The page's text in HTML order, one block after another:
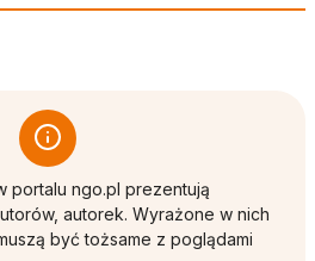
portalu ngo.pl prezentują
autorek. Wyrażone w nich
być tożsame z poglądami